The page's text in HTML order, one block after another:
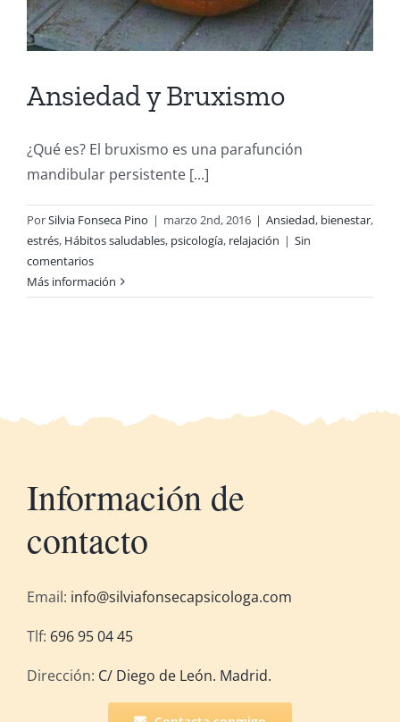
Ansiedad y Bruxismo
¿Qué es? El bruxismo es una parafunción
mandibular persistente [...]
PorSilvia Fonseca Pino | marzo 2nd, 2016 | Ansiedad, bienestar,
estrés, Hábitos saludables, psicología, relajación | Sin
comentarios
Más información
Información de
contacto
Email: info@silviafonsecapsicologa.com
Tlf: 696 95 04 45
Dirección: C/ Diego de León. Madrid.